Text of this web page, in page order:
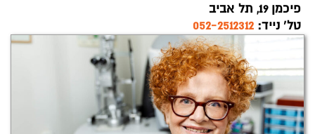
פיכמן 19, תל אביב
טל’ נייד: 052-2512312